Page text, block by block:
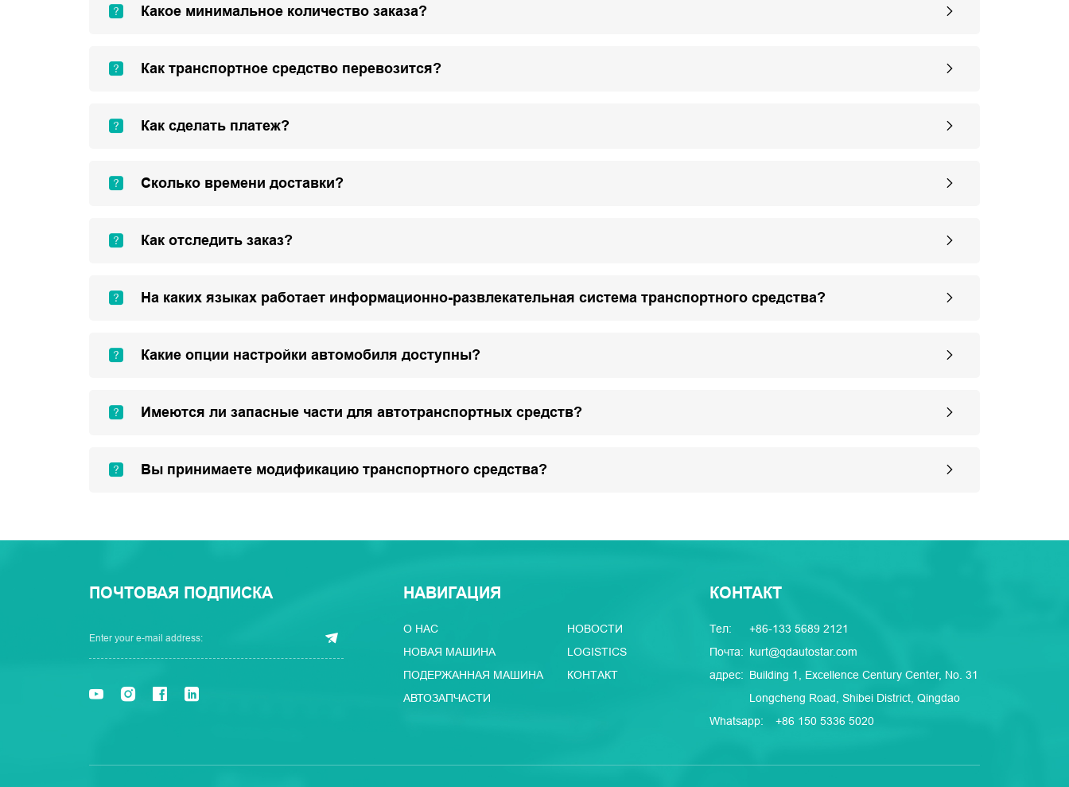
Какое минимальное количество заказа?
Как транспортное средство перевозится?
Как сделать платеж?
Сколько времени доставки?
Как отследить заказ?
На каких языках работает информационно-развлекательная система транспортного средства?
Какие опции настройки автомобиля доступны?
Имеются ли запасные части для автотранспортных средств?
Вы принимаете модификацию транспортного средства?
ПОЧТОВАЯ ПОДПИСКА НАВИГАЦИЯ
О НАС
НОВАЯ МАШИНА
ПОДЕРЖАННАЯ МАШИНА
АВТОЗАПЧАСТИ
НОВОСТИ
LOGISTICS
КОНТАКТ
КОНТАКТ
Тел:
+86-133 5689 2121
Почта: kurt@qdautostar.com
адрес: Building 1, Excellence Century Center, No. 31
Longcheng Road, Shibei District, Qingdao
Whatsapp:
+86 150 5336 5020